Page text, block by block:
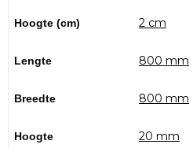
Hoogte (cm) 2 cm
Lengte 800 mm
Breedte 800 mm
Hoogte 20 mm